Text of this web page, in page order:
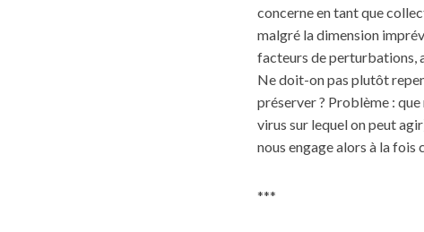
concerne en tant que
malgré la dimension
facteurs de perturbations,
Ne doit-on pas plutôt
préserver ? Problème :
virus sur lequel on peut
nous engage alors à la fois
***